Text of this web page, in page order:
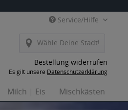
Service/Hilfe
Wähle Deine Stadt!
Bestellung widerrufen
Es gilt unsere Datenschutzerklärung
Milch | Eis Mischkästen